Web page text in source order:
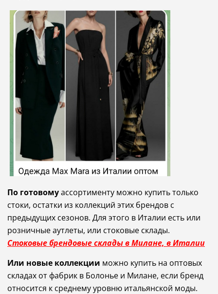
По готовомуассортименту можно купить только
стоки, остатки из коллекций этих брендов с
предыдущих сезонов. Для этого в Италии есть или
розничные аутлеты, или стоковые склады.
Стоковые брендовые склады в Милане, в Италии
Или новые коллекции можно купить на оптовых
складах от фабрик в Болонье и Милане, если бренд
относится к среднему уровню итальянской моды.